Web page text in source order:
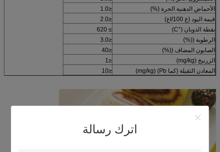
اترك رسالة
الأحماض الدهنية الحرة (%)
≤1.0
قيمة اليود (غ I/100غ)
≤2.0
نقطة الذوبان (°C)
≥ 620
الرطوبة ((%)
≤3.0
الصابون المضاف ((%)
≤40
الزرنيخ (mg/kg)
≤1
المعادن الثقيلة (كما Pb) (mg/kg)
≤10